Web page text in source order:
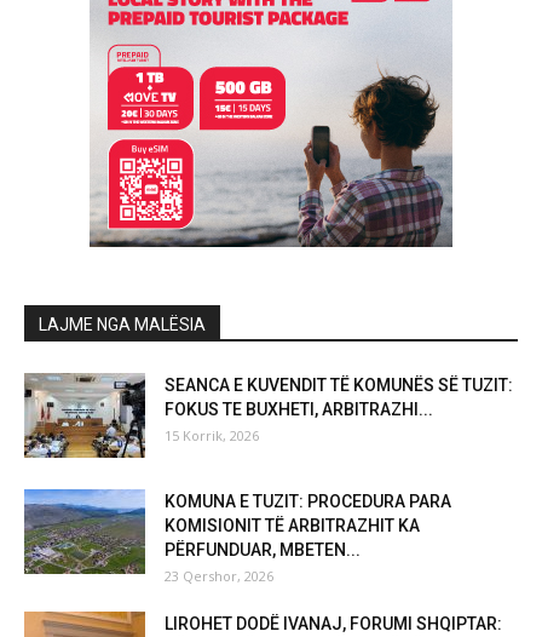
LAJME NGA MALËSIA
SEANCA E KUVENDIT TË KOMUNËS SË TUZIT:
FOKUS TE BUXHETI, ARBITRAZHI...
15 Korrik, 2026
KOMUNA E TUZIT: PROCEDURA PARA
KOMISIONIT TË ARBITRAZHIT KA
PËRFUNDUAR, MBETEN...
23 Qershor, 2026
LIROHET DODË IVANAJ, FORUMI SHQIPTAR: